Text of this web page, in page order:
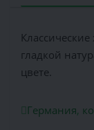
гладкой
цвете.
Германия,